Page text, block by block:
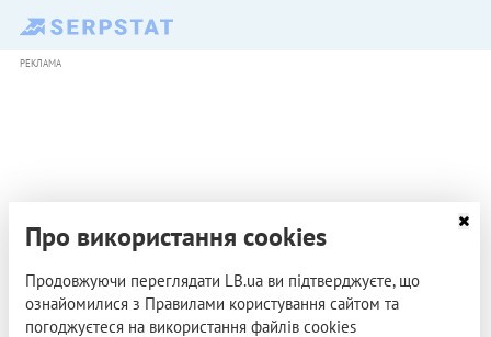
РЕКЛАМА
Про використання cookies
Продовжуючи переглядати LB.ua ви підтверджуєте, що
ознайомилися з Правилами користування сайтом та
погоджуєтеся на використання файлів cookies